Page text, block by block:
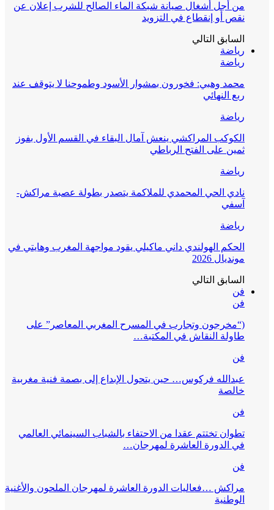
من أجل أشغال صيانة شبكة الماء الصالح للشرب إعلان عن
نقص أو إنقطاع في التزويد
السابق التالي
رياضة
رياضة
محمد وهبي: فخورون بمشوار الأسود وطموحنا لا يتوقف عند
ربع النهائي
رياضة
الكوكب المراكشي ينعش آمال البقاء في القسم الأول بفوز
ثمين على الفتح الرباطي
رياضة
نادي الحي المحمدي للملاكمة يتصدر بطولة عصبة مراكش-
آسفي
رياضة
الحكم الهولندي داني ماكيلي يقود مواجهة المغرب وهايتي في
مونديال 2026
السابق التالي
فن
فن
(“مخرجون وتجارب في المسرح المغربي المعاصر” على
طاولة النقاش في المكتبة…
فن
عبدالله فركوس… حين يتحول الإبداع إلى بصمة فنية مغربية
خالصة
فن
تطوان تختتم عقدا من الاحتفاء بالشباب السينمائي العالمي
في الدورة العاشرة لمهرجان…
فن
مراكش …فعاليات الدورة العاشرة لمهرجان الملحون والأغنية
الوطنية